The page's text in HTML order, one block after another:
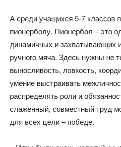
А среди учащихся 5-7 классов
пионерболу. Пионербол – это
динамичных и захватывающих
ручного мяча. Здесь нужны не
выносливость, ловкость,
умение выстраивать
распределять роли и
слаженный, совместный труд
для всех цели – победе.